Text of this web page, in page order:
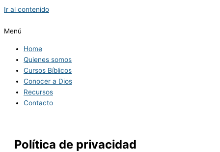
Ir al contenido
Menú
Home
Quienes somos
Cursos Bíblicos
Conocer a Dios
Recursos
Contacto
Política de privacidad